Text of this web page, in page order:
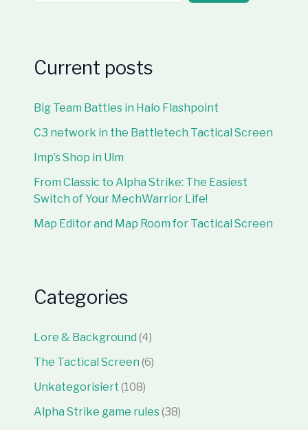
Current posts
Big Team Battles in Halo Flashpoint
C3 network in the Battletech Tactical Screen
Imp’s Shop in Ulm
From Classic to Alpha Strike: The Easiest
Switch of Your MechWarrior Life!
Map Editor and Map Room for Tactical Screen
Categories
Lore & Background (4)
The Tactical Screen (6)
Unkategorisiert (108)
Alpha Strike game rules(38)